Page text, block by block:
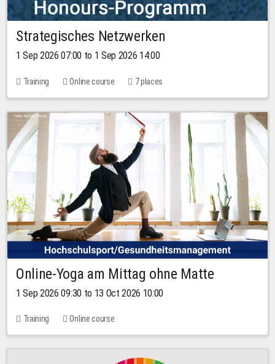
Strategisches Netzwerken
1 Sep 2026 07:00 to 1 Sep 2026 14:00
Training Online course 7 places
Online-Yoga am Mittag ohne Matte
1 Sep 2026 09:30 to 13 Oct 2026 10:00
Training Online course